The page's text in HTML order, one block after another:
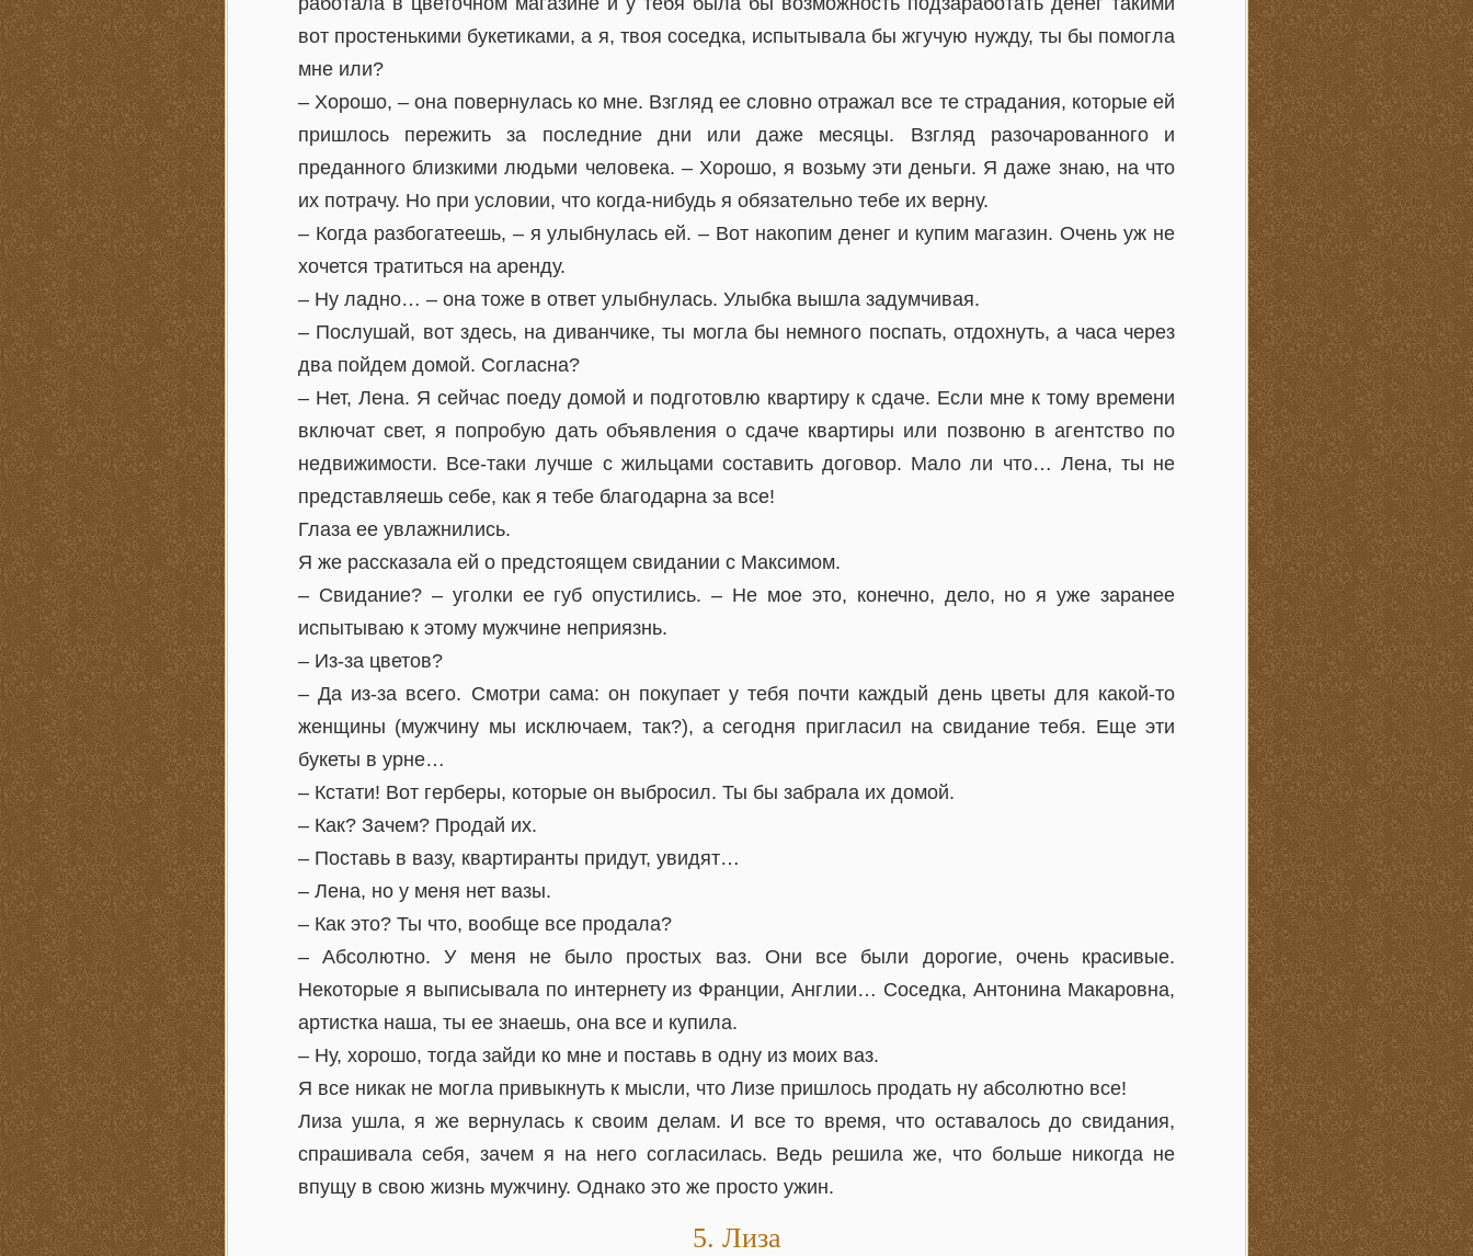
вот простенькими букетиками, а я, твоя соседка, испытывала бы жгучую нужду, ты бы помогла
мне или?
– Хорошо, – она повернулась ко мне. Взгляд ее словно отражал все те страдания, которые ей
пришлось пережить за последние дни или даже месяцы. Взгляд разочарованного и
преданного близкими людьми человека. – Хорошо, я возьму эти деньги. Я даже знаю, на что
их потрачу. Но при условии, что когда-нибудь я обязательно тебе их верну.
– Когда разбогатеешь, – я улыбнулась ей. – Вот накопим денег и купим магазин. Очень уж не
хочется тратиться на аренду.
– Ну ладно… – она тоже в ответ улыбнулась. Улыбка вышла задумчивая.
– Послушай, вот здесь, на диванчике, ты могла бы немного поспать, отдохнуть, а часа через
два пойдем домой. Согласна?
– Нет, Лена. Я сейчас поеду домой и подготовлю квартиру к сдаче. Если мне к тому времени
включат свет, я попробую дать объявления о сдаче квартиры или позвоню в агентство по
недвижимости. Все-таки лучше с жильцами составить договор. Мало ли что… Лена, ты не
представляешь себе, как я тебе благодарна за все!
Глаза ее увлажнились.
Я же рассказала ей о предстоящем свидании с Максимом.
– Свидание? – уголки ее губ опустились. – Не мое это, конечно, дело, но я уже заранее
испытываю к этому мужчине неприязнь.
– Из-за цветов?
– Да из-за всего. Смотри сама: он покупает у тебя почти каждый день цветы для какой-то
женщины (мужчину мы исключаем, так?), а сегодня пригласил на свидание тебя. Еще эти
букеты в урне…
– Кстати! Вот герберы, которые он выбросил. Ты бы забрала их домой.
– Как? Зачем? Продай их.
– Поставь в вазу, квартиранты придут, увидят…
– Лена, но у меня нет вазы.
– Как это? Ты что, вообще все продала?
– Абсолютно. У меня не было простых ваз. Они все были дорогие, очень красивые.
Некоторые я выписывала по интернету из Франции, Англии… Соседка, Антонина Макаровна,
артистка наша, ты ее знаешь, она все и купила.
– Ну, хорошо, тогда зайди ко мне и поставь в одну из моих ваз.
Я все никак не могла привыкнуть к мысли, что Лизе пришлось продать ну абсолютно все!
Лиза ушла, я же вернулась к своим делам. И все то время, что оставалось до свидания,
спрашивала себя, зачем я на него согласилась. Ведь решила же, что больше никогда не
впущу в свою жизнь мужчину. Однако это же просто ужин.
5. Лиза